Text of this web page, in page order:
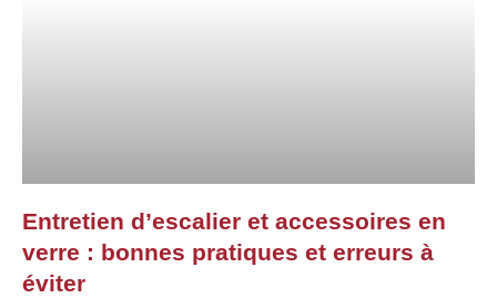
Entretien d’escalier et accessoires en
verre : bonnes pratiques et erreurs à
éviter